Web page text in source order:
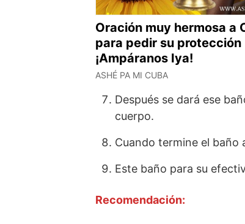
Oración muy hermosa a
para pedir su protección
¡Ampáranos Iya!
ASHÉ PA MI CUBA
Después se dará ese
cuerpo.
Cuando termine el baño
Este baño para su
Recomendación: